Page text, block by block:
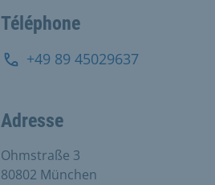
Téléphone
+49 89 45029637
Adresse
Ohmstraße 3
80802 München